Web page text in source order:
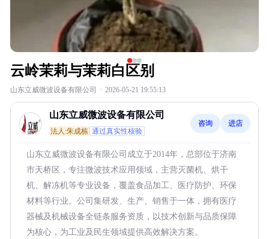
云岭茉莉与茉莉白区别
山东立威微波设备有限公司 · 2026-05-21 19:55:13
山东立威微波设备有限公司
法人:朱成栋 通过真实性核验
咨询 进店
山东立威微波设备有限公司成立于2014年，总部位于济南
市天桥区，专注微波技术应用领域，主营灭菌机、烘干
机、解冻机等专业设备，覆盖食品加工、医疗防护、环保
材料等行业。公司集研发、生产、销售于一体，拥有医疗
器械及机械设备全链条服务资质，以技术创新与品质保障
为核心，为工业及民生领域提供高效解决方案。